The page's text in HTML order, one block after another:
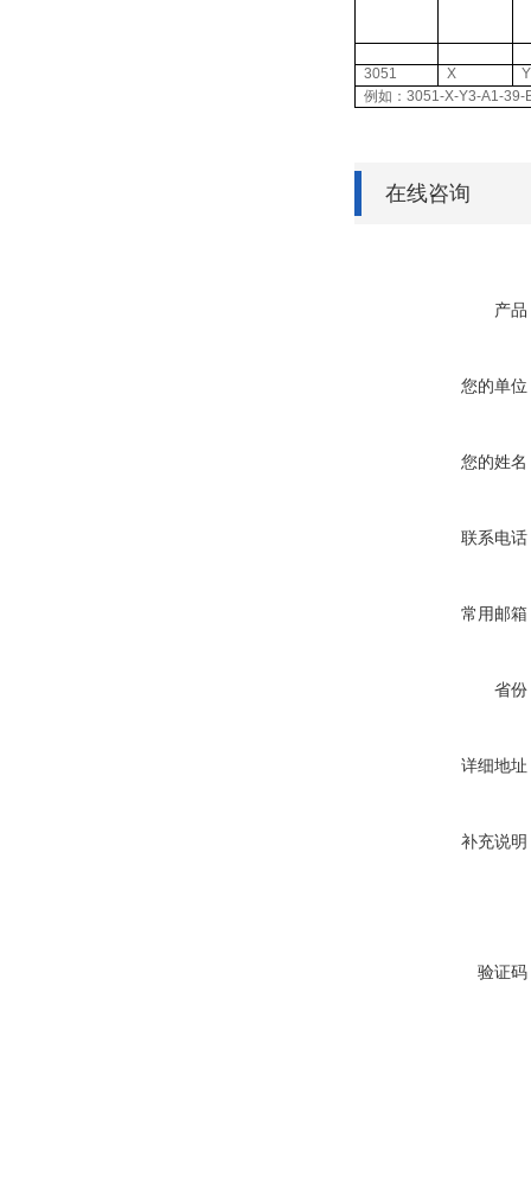
3051 X
例如：3051-X-Y3-A1-39-
在线咨询
产品
您的单位
您的姓名
联系电话
常用邮箱
省份
详细地址
补充说明
验证码